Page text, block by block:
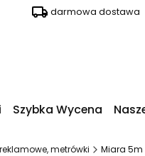
darmowa dostawa
Szybka Wycena
metrówki Miara 5m